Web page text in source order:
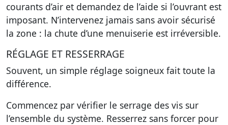
courants d’air et demandez de l’aide si l’ouvrant est
imposant. N’intervenez jamais sans avoir sécurisé
la zone : la chute d’une menuiserie est irréversible.
RÉGLAGE ET RESSERRAGE
Souvent, un simple réglage soigneux fait toute la
différence.
Commencez par vérifier le serrage des vis sur
l’ensemble du système. Resserrez sans forcer pour